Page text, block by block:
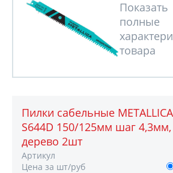
Пилки сабельные
S644D 150/125мм шаг 4,3мм,
дерево 2шт
Артикул
Цена за шт/руб